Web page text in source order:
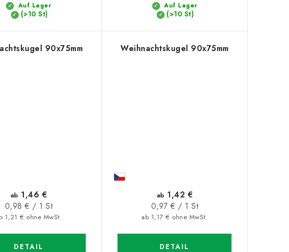
Auf Lager
(>10 St)
Auf Lager
(>10 St)
90x75mm
1,21 € ohne MwSt.
ab 1,46 €
Verkaufspreis:
0,98 € / 1 St
DETAIL
Weihnachtskugel 90x75mm
ab 1,17 € ohne MwSt.
ab 1,42 €
Verkaufspreis:
0,97 € / 1 St
DETAIL